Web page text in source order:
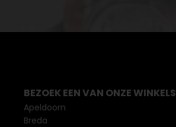
BEZOEK EEN VAN ONZE WINKELS
Apeldoorn
Breda